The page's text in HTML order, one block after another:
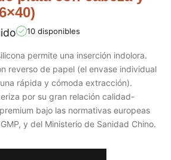
10 disponibles
permite una inserción indolora.
reverso de papel (el envase individual
rápida y cómoda extracción).
por su gran relación calidad-
bajo las normativas europeas
y del Ministerio de Sanidad Chino.